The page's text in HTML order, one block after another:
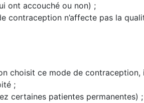
ont accouché ou non) ;
contraception n’affecte pas la
choisit ce mode de
;
certaines patientes permanentes) ;